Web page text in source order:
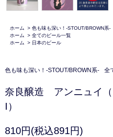
ホーム > 色も味も深い！-STOUT/BROWN系-
ホーム
> 全てのビール一覧
ホーム
> 日本のビール
色も味も深い！-STOUT/BROWN系- 全
奈良醸造 アンニュイ（
I）
810円(税込891円)